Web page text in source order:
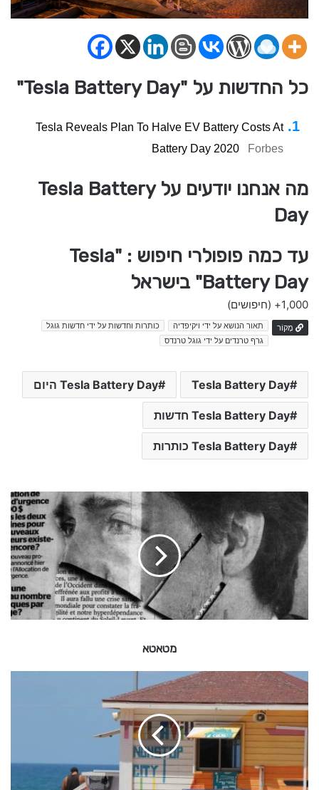
כל החדשות על "Tesla Battery Day"
Tesla Reveals Plan To Halve EV Battery Costs At
Battery Day 2020
Forbes
מה אנחנו יודעים על Tesla Battery
Day
עד כמה פופולרי חיפוש : "Tesla
Battery Day" בישראל
1,000+ (חיפושים)
מָקוֹר תאור הנושא על ידי ויקיפדיה
כותרות וחדשות על ידי חדשות גוגל
גרף טרנדים על ידי גוגל טרנדס
Tesla Battery Day Tesla Battery Day היום
Tesla Battery Day חדשות
Tesla Battery Day כותרות
ט
א
ט
מטאטא
א
ב
י
ב
ן
ש
ר